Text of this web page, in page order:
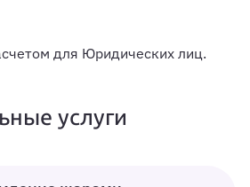
для Юридических лиц.
услуги